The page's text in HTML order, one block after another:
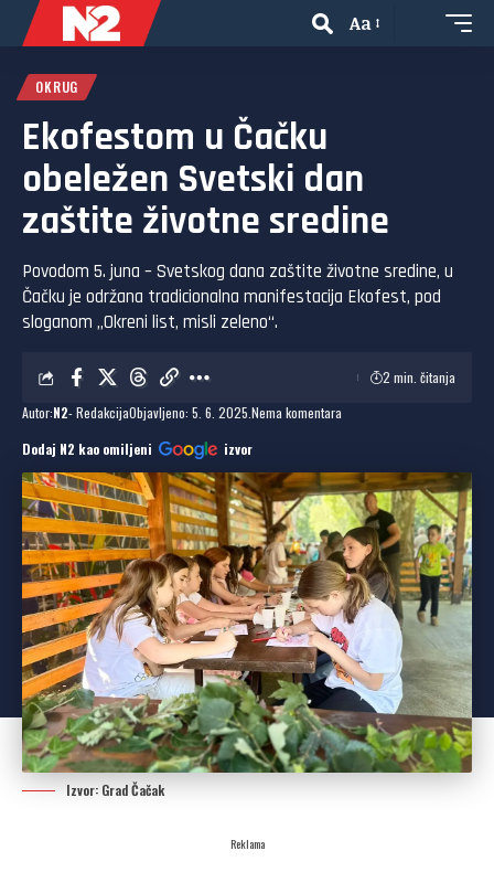
Aa
OKRUG
Ekofestom u Čačku
obeležen Svetski dan
zaštite životne sredine
Povodom 5. juna – Svetskog dana zaštite životne sredine, u
Čačku je održana tradicionalna manifestacija Ekofest, pod
sloganom „Okreni list, misli zeleno“.
Autor:N2- RedakcijaObjavljeno: 5. 6. 2025. Nema komentara
2 min. čitanja
Dodaj N2 kao omiljeni izvor
Izvor: Grad Čačak
Reklama